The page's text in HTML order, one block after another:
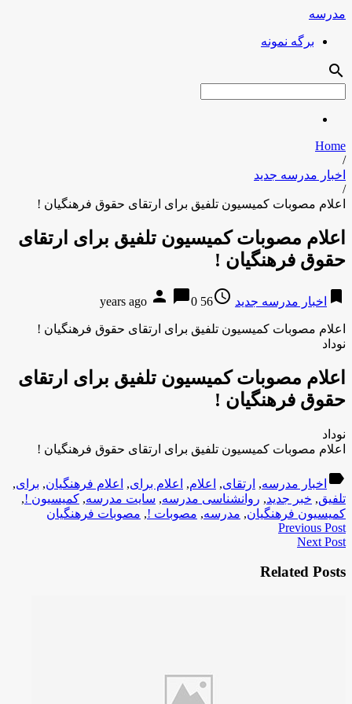
مدرسه
برگه نمونه
search
Home
/
اخبار مدرسه جدید
/
اعلام مصوبات کمیسیون تلفیق برای ارتقای حقوق فرهنگیان !
اعلام مصوبات کمیسیون تلفیق برای ارتقای
حقوق فرهنگیان !
bookmark اخبار مدرسه جدید access_time
56 years ago
person chat_bubble0
اعلام مصوبات کمیسیون تلفیق برای ارتقای حقوق فرهنگیان !
نوداد
اعلام مصوبات کمیسیون تلفیق برای ارتقای
حقوق فرهنگیان !
نوداد
اعلام مصوبات کمیسیون تلفیق برای ارتقای حقوق فرهنگیان !
label اخبار مدرسه, ارتقای, اعلام, اعلام برای, اعلام فرهنگیان, برای,
تلفیق, خبر جدید, روانشناسی مدرسه, سایت مدرسه, کمیسیون !,
کمیسیون فرهنگیان, مدرسه, مصوبات !, مصوبات فرهنگیان
Previous Post
Next Post
Related Posts